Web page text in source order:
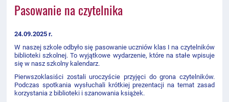
Pasowanie na czytelnika
24.09.2025 r.
W naszej szkole odbyło się pasowanie uczniów klas I na czytelników
biblioteki szkolnej. To wyjątkowe wydarzenie, które na stałe wpisuje
się w nasz szkolny kalendarz.
Pierwszoklasiści zostali uroczyście przyjęci do grona czytelników.
Podczas spotkania wysłuchali krótkiej prezentacji na temat zasad
korzystania z biblioteki i szanowania książek.